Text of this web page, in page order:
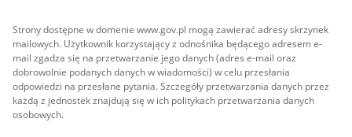
Strony dostępne w domenie www.gov.pl mogą zawierać adresy skrzynek
mailowych. Użytkownik korzystający z odnośnika będącego adresem e-
mail zgadza się na przetwarzanie jego danych (adres e-mail oraz
dobrowolnie podanych danych w wiadomości) w celu przesłania
odpowiedzi na przesłane pytania. Szczegóły przetwarzania danych przez
każdą z jednostek znajdują się w ich politykach przetwarzania danych
osobowych.